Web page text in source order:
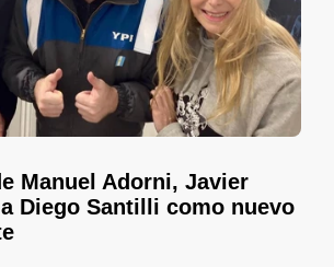
Manuel Adorni, Javier
Diego Santilli como nuevo